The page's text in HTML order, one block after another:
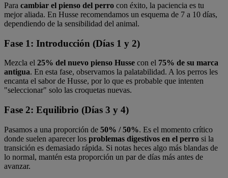
Para cambiar el pienso del perro con éxito, la paciencia es tu
mejor aliada. En Husse recomendamos un esquema de 7 a 10 días,
dependiendo de la sensibilidad del animal.
Fase 1: Introducción (Días 1 y 2)
Mezcla el 25% del nuevo pienso Husse con el 75% de su marca
antigua. En esta fase, observamos la palatabilidad. A los perros les
encanta el sabor de Husse, por lo que es probable que intenten
"seleccionar" solo las croquetas nuevas.
Fase 2: Equilibrio (Días 3 y 4)
Pasamos a una proporción de 50% / 50%. Es el momento crítico
donde suelen aparecer los problemas digestivos en el perro si la
transición es demasiado rápida. Si notas heces algo más blandas de
lo normal, mantén esta proporción un par de días más antes de
avanzar.